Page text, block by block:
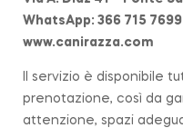
WhatsApp: 366 715 7699
www.canirazza.com
Il servizio è disponibile
prenotazione, così da
attenzione, spazi